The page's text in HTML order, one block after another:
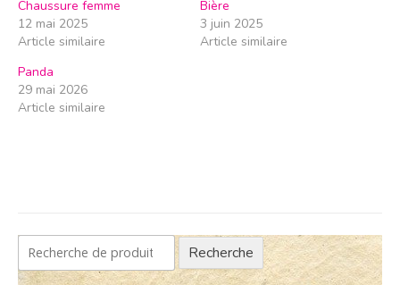
Chaussure femme
12 mai 2025
Article similaire
Bière
3 juin 2025
Article similaire
Panda
29 mai 2026
Article similaire
Recherche